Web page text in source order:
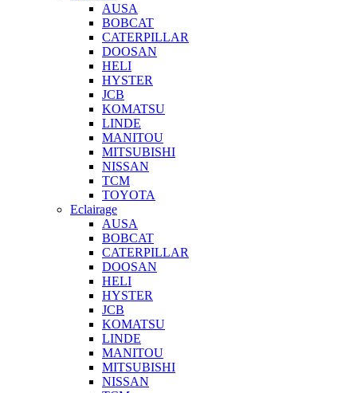
AUSA
BOBCAT
CATERPILLAR
DOOSAN
HELI
HYSTER
JCB
KOMATSU
LINDE
MANITOU
MITSUBISHI
NISSAN
TCM
TOYOTA
Eclairage
AUSA
BOBCAT
CATERPILLAR
DOOSAN
HELI
HYSTER
JCB
KOMATSU
LINDE
MANITOU
MITSUBISHI
NISSAN